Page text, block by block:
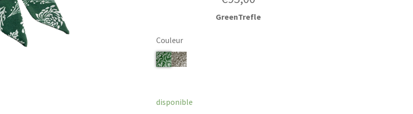
Couleur
Effacer
GreenTrefle
disponible